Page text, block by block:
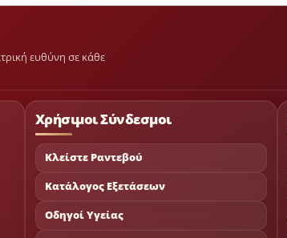
ευθύνη σε κάθε
Χρήσιμοι Σύνδεσμοι
Κλείστε Ραντεβού
Κατάλογος Εξετάσεων
Οδηγοί Υγείας